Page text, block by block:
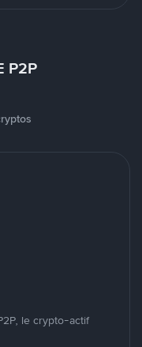
P2P
le crypto-actif